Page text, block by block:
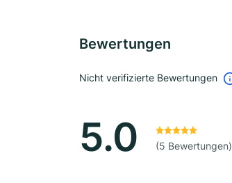
Bewertungen
Nicht verifizierte Bewertungen
5.0 (5 Bewertungen)